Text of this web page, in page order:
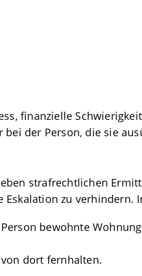
finanzielle
der Person, die sie
strafrechtlichen
zu verhindern.
bewohnte
dort fernhalten.